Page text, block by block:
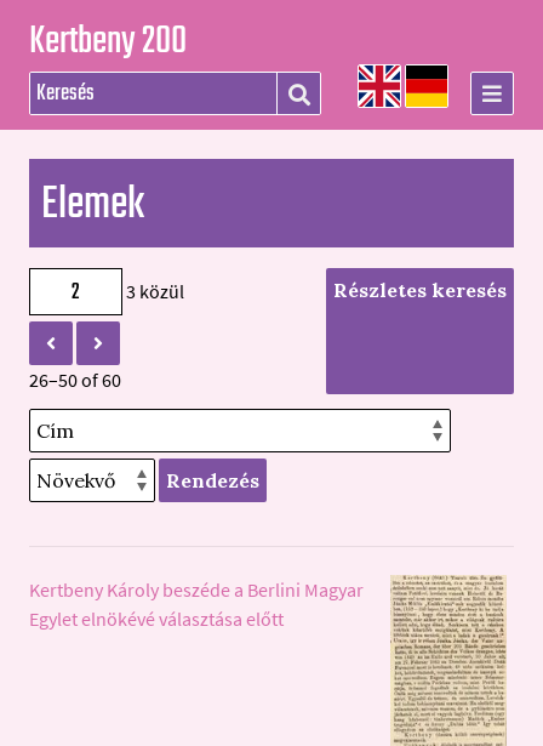
Kertbeny 200
Elemek
3 közül
26–50 of 60
Részletes keresés
Rendezés
Kertbeny Károly beszéde a Berlini Magyar
Egylet elnökévé választása előtt